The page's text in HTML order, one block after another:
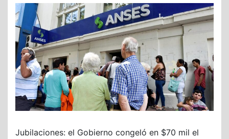
Jubilaciones: el Gobierno congeló en $70 mil el